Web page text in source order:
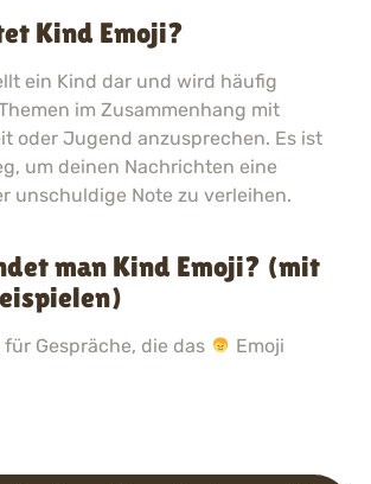
Kind Emoji?
ein Kind dar und wird häufig
im Zusammenhang mit
oder Jugend anzusprechen. Es ist
um deinen Nachrichten eine
unschuldige Note zu verleihen.
man Kind Emoji? (mit
Gespräche, die das
Emoji